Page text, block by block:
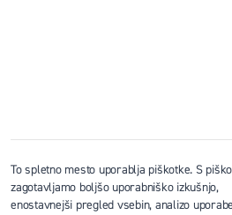
O podjetju
To spletno mesto uporablja piškotke. S
zagotavljamo boljšo uporabniško izkušnjo,
enostavnejši pregled vsebin, analizo